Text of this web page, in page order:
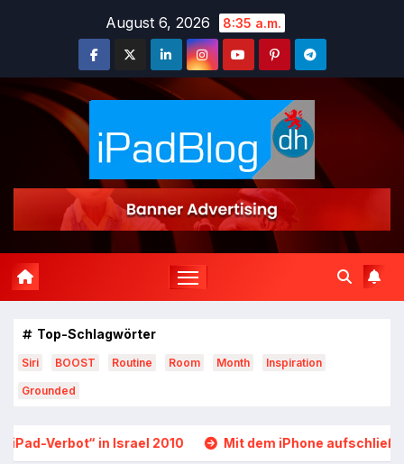
August 6, 2026 8:35 a.m.
Top-Schlagwörter
Siri BOOST Routine Room Month Inspiration
Grounded
2010 Mit dem iPhone aufschließen: Welche